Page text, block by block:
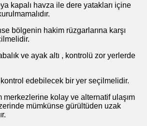
havza ile dere yatakları içine
hakim rüzgarlarına karşı
ayak altı , kontrolü zor yerlerde
edebilecek bir yer seçilmelidir.
kolay ve alternatif ulaşım
mümkünse gürültüden uzak